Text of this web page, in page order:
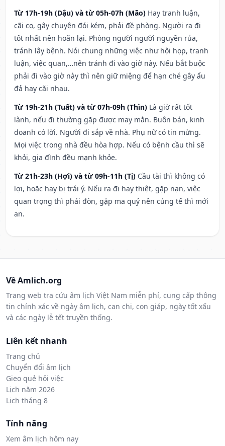
Từ 17h-19h (Dậu) và từ 05h-07h (Mão) Hay tranh luận,
cãi cọ, gây chuyện đói kém, phải đề phòng. Người ra đi
tốt nhất nên hoãn lại. Phòng người người nguyền rủa,
tránh lây bệnh. Nói chung những việc như hội họp, tranh
luận, việc quan,…nên tránh đi vào giờ này. Nếu bắt buộc
phải đi vào giờ này thì nên giữ miệng để hạn ché gây ẩu
đả hay cãi nhau.
Từ 19h-21h (Tuất) và từ 07h-09h (Thìn) Là giờ rất tốt
lành, nếu đi thường gặp được may mắn. Buôn bán, kinh
doanh có lời. Người đi sắp về nhà. Phụ nữ có tin mừng.
Mọi việc trong nhà đều hòa hợp. Nếu có bệnh cầu thì sẽ
khỏi, gia đình đều mạnh khỏe.
Từ 21h-23h (Hợi) và từ 09h-11h (Tị) Cầu tài thì không có
lợi, hoặc hay bị trái ý. Nếu ra đi hay thiệt, gặp nạn, việc
quan trọng thì phải đòn, gặp ma quỷ nên cúng tế thì mới
an.
Về Amlich.org
Trang web tra cứu âm lịch Việt Nam miễn phí, cung cấp thông
tin chính xác về ngày âm lịch, can chi, con giáp, ngày tốt xấu
và các ngày lễ tết truyền thống.
Liên kết nhanh
Trang chủ
Chuyển đổi âm lịch
Gieo quẻ hỏi việc
Lịch năm 2026
Lịch tháng 8
Tính năng
Xem âm lịch hôm nay